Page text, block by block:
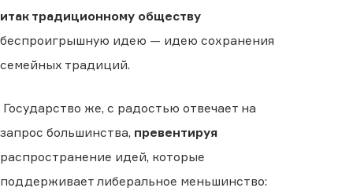
итак традиционному обществу
беспроигрышную идею — идею сохранения
семейных традиций.
Государство же, с радостью отвечает на
запрос большинства, превентируя
распространение идей, которые
поддерживает либеральное меньшинство: